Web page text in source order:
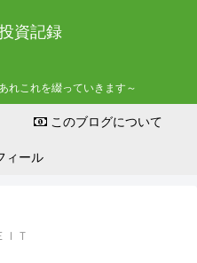
資記録
れこれを綴っていきます～
このブログについて
ィール
ＩＴ